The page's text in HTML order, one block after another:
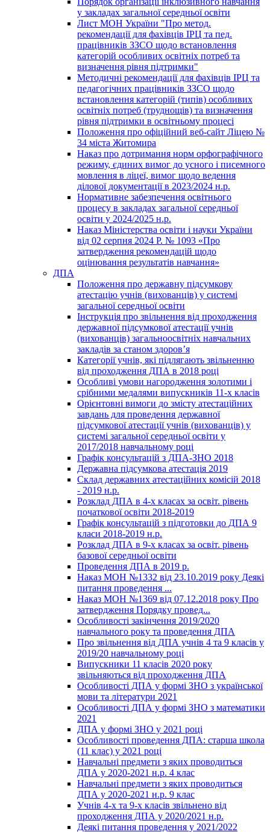
у закладах загальної середньої освіти
Лист МОН України "Про метод.
рекомендації для фахівців ІРЦ та пед.
працівників ЗЗСО щодо встановлення
категорій особливих освітніх потреб та
визначення рівня підтримки"
Методичні рекомендації для фахівців ІРЦ та
педагогічних працівників ЗЗСО щодо
встановлення категорій (типів) особливих
освітніх потреб (труднощів) та визначення
рівня підтримки в освітньому процесі
Положення про офіційний веб-сайт Ліцею №
34 міста Житомира
Наказ про дотримання норм орфографічного
режиму, єдиних вимог до усного і писемного
мовлення в ліцеї, вимог щодо ведення
ділової документації в 2023/2024 н.р.
Нормативне забезпечення освітнього
процесу в закладах загальної середньої
освіти у 2024/2025 н.р.
Наказ Міністерства освіти і науки України
від 02 серпня 2024 Р. № 1093 «Про
затвердження рекомендацій щодо
оцінювання результатів навчання»
ДПА
Положення про державну підсумкову
атестацію учнів (вихованців) у системі
загальної середньої освіти
Інструкція про звільнення від проходження
державної підсумкової атестації учнів
(вихованців) загальноосвітніх навчальних
закладів за станом здоров’я
Категорії учнів, які підлягають звільненню
від проходження ДПА в 2018 році
Особливі умови нагородження золотими і
срібними медалями випускників 11-х класів
Орієнтовні вимоги до змісту атестаційних
завдань для проведення державної
підсумкової атестації учнів (вихованців) у
системі загальної середньої освіти у
2017/2018 навчальному році
Графік консультацій з ДПА-ЗНО 2018
Державна підсумкова атестація 2019
Склад державних атестаційних комісій 2018
- 2019 н.р.
Розклад ДПА в 4-х класах за освіт. рівень
початкової освіти 2018-2019
Графік консультацій з підготовки до ДПА 9
класи 2018-2019 н.р.
Розклад ДПА в 9-х класах за освіт. рівень
базової середньої освіти
Проведення ДПА в 2019 р.
Наказ МОН №1332 від 23.10.2019 року Деякі
питання проведення ...
Наказ МОН №1369 від 07.12.2018 року Про
затвердження Порядку провед...
Особливості закінчення 2019/2020
навчального року та проведення ДПА
Про звільнення від ДПА учнів 4 та 9 класів у
2019/20 навчальному році
Випускники 11 класів 2020 року
звільняються від проходження ДПА
Особливості ДПА у формі ЗНО з української
мови та літератури 2021
Особливості ДПА у формі ЗНО з математики
2021
ДПА у формі ЗНО у 2021 році
Особливості проведення ДПА: старша школа
(11 клас) у 2021 році
Навчальні предмети з яких проводиться
ДПА у 2020-2021 н.р. 4 клас
Навчальні предмети з яких проводиться
ДПА у 2020-2021 н.р. 9 клас
Учнів 4-х та 9-х класів звільнено від
проходження ДПА у 2020/2021 н.р.
Деякі питання проведення у 2021/2022